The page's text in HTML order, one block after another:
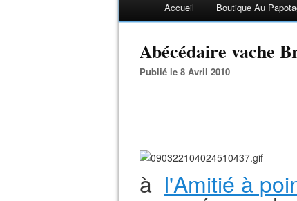
Accueil Boutique Au
Abécédaire vache
Publié le 8 Avril 2010
à l'Amitié à